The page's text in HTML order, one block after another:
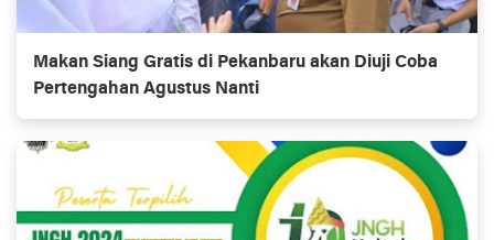
Makan Siang Gratis di Pekanbaru akan Diuji Coba
Pertengahan Agustus Nanti